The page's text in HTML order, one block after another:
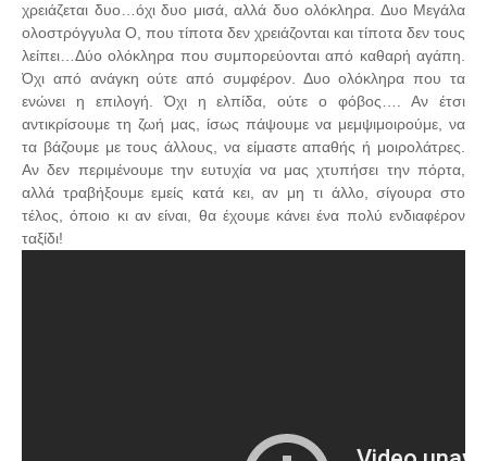
χρειάζεται δυο…όχι δυο μισά, αλλά δυο ολόκληρα. Δυο Μεγάλα
ολοστρόγγυλα Ο, που τίποτα δεν χρειάζονται και τίποτα δεν τους
λείπει…Δύο ολόκληρα που συμπορεύονται από καθαρή αγάπη.
Όχι από ανάγκη ούτε από συμφέρον. Δυο ολόκληρα που τα
ενώνει η επιλογή. Όχι η ελπίδα, ούτε ο φόβος…. Αν έτσι
αντικρίσουμε τη ζωή μας, ίσως πάψουμε να μεμψιμοιρούμε, να
τα βάζουμε με τους άλλους, να είμαστε απαθής ή μοιρολάτρες.
Αν δεν περιμένουμε την ευτυχία να μας χτυπήσει την πόρτα,
αλλά τραβήξουμε εμείς κατά κει, αν μη τι άλλο, σίγουρα στο
τέλος, όποιο κι αν είναι, θα έχουμε κάνει ένα πολύ ενδιαφέρον
ταξίδι!